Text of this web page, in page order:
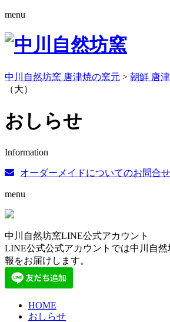
menu
中川自然坊窯 唐津焼の窯元 > 朝鮮 唐津
（大）
おしらせ
Information
オーダーメイドについてのお問合
menu
中川自然坊窯LINE公式アカウント
LINE公式公式アカウントでは中川自
報をお届けします。
HOME
おしらせ